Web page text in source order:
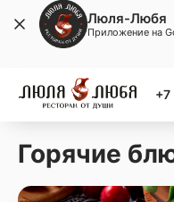
Горячие
Люля-Любя
Приложение на